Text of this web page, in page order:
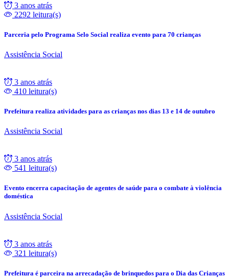
3 anos atrás
2292 leitura(s)
Parceria pelo Programa Selo Social realiza evento para 70 crianças
Assistência Social
3 anos atrás
410 leitura(s)
Prefeitura realiza atividades para as crianças nos dias 13 e 14 de outubro
Assistência Social
3 anos atrás
541 leitura(s)
Evento encerra capacitação de agentes de saúde para o combate à violência
doméstica
Assistência Social
3 anos atrás
321 leitura(s)
Prefeitura é parceira na arrecadação de brinquedos para o Dia das Crianças